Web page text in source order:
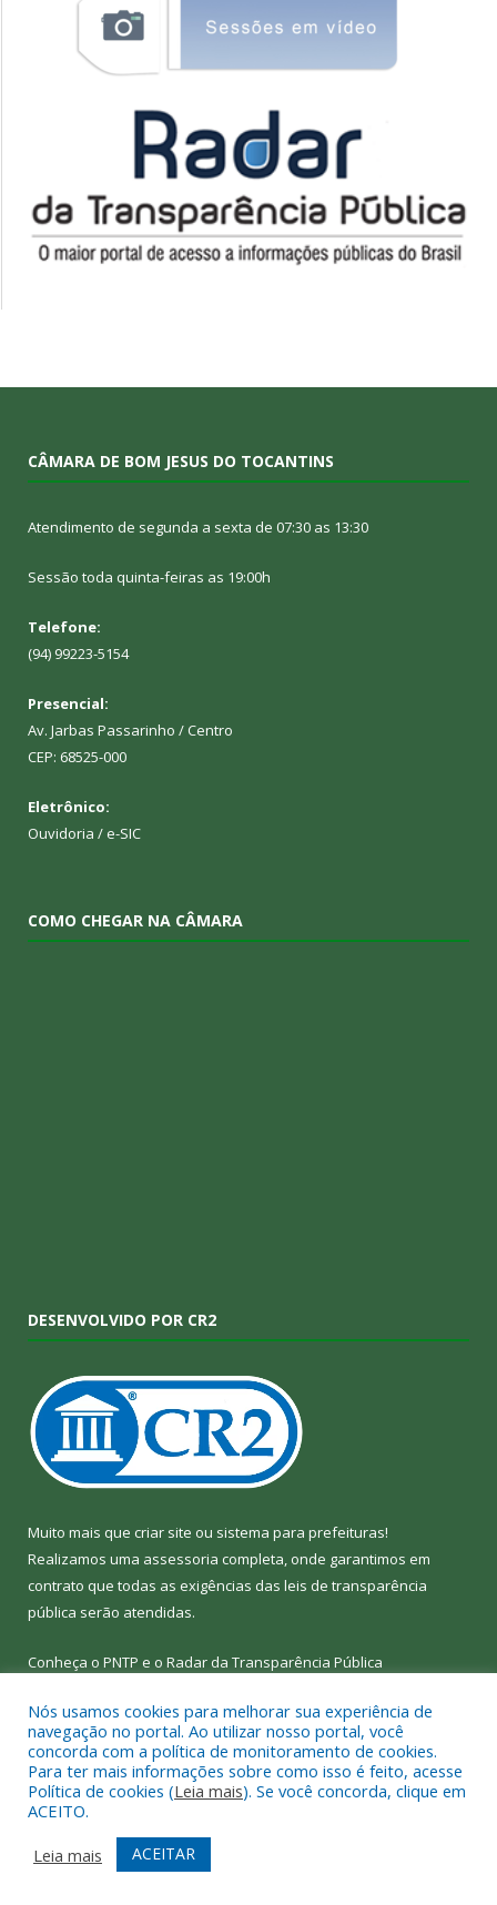
CÂMARA DE BOM JESUS DO TOCANTINS
Atendimento de segunda a sexta de 07:30 as 13:30
Sessão toda quinta-feiras as 19:00h
Telefone:
(94) 99223-5154
Presencial:
Av. Jarbas Passarinho / Centro
CEP: 68525-000
Eletrônico:
Ouvidoria / e-SIC
COMO CHEGAR NA CÂMARA
DESENVOLVIDO POR CR2
Muito mais que criar site ou sistema para prefeituras!
Realizamos uma assessoria completa, onde garantimos em
contrato que todas as exigências das leis de transparência
pública serão atendidas.
Conheça o PNTP e o Radar da Transparência Pública
Todos os direitos reservados a Câmara Municipal de Bom Jesus
do Tocantins.
Mapa do Site
Acessar Área Administrativa
Acessar Webmail
Nós usamos cookies para melhorar sua experiência de
navegação no portal. Ao utilizar nosso portal, você
concorda com a política de monitoramento de cookies.
Para ter mais informações sobre como isso é feito, acesse
Política de cookies (Leia mais). Se você concorda, clique em
ACEITO.
Leia mais
ACEITAR